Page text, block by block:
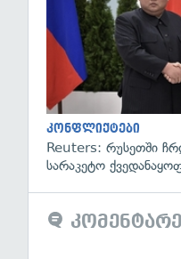
კონფლიქტები
Reuters: რუსეთში
სარაკეტო